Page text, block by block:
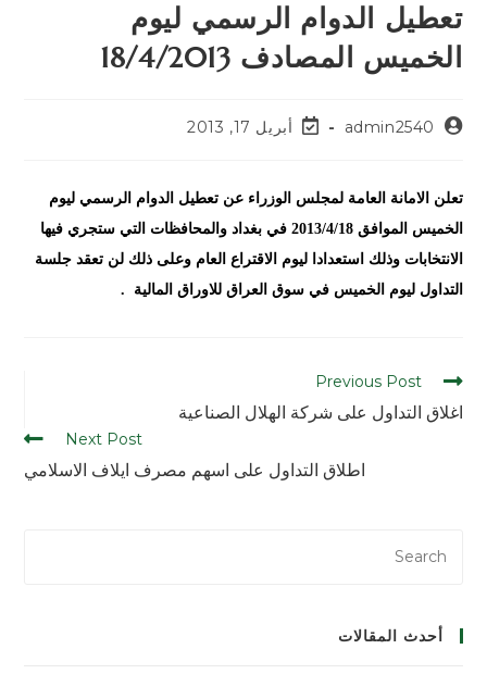
تعطيل الدوام الرسمي ليوم
الخميس المصادف 18/4/2013
admin2540 أبريل 17, 2013
تعلن الامانة العامة لمجلس الوزراء عن تعطيل الدوام الرسمي ليوم
الخميس الموافق 2013/4/18 في بغداد والمحافظات التي ستجري فيها
الانتخابات وذلك استعدادا ليوم الاقتراع العام وعلى ذلك لن تعقد جلسة
التداولليوم الخميس في سوق العراق للاوراق المالية .
Previous Post
اغلاق التداول على شركة الهلال الصناعية
Next Post
اطلاق التداول على اسهم مصرف ايلاف الاسلامي
أحدث المقالات